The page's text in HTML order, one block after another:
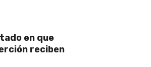
en que
reciben